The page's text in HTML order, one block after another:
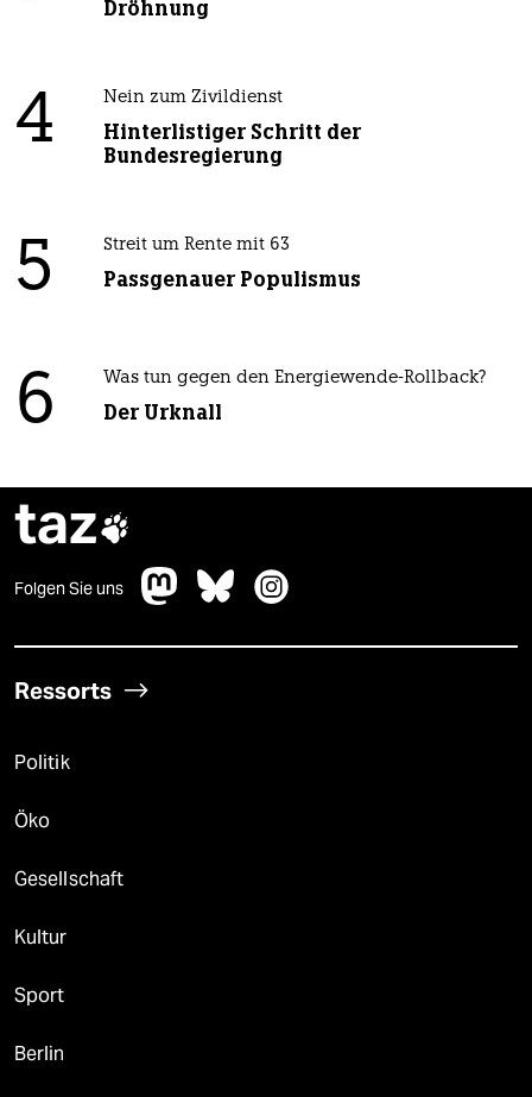
Dröhnung
4 Nein zum Zivildienst
Hinterlistiger Schritt der
Bundesregierung
5 Streit um Rente mit 63
Passgenauer Populismus
6 Was tun gegen den Energiewende-Rollback?
Der Urknall
taz
Folgen Sie uns
Ressorts
Politik
Öko
Gesellschaft
Kultur
Sport
Berlin